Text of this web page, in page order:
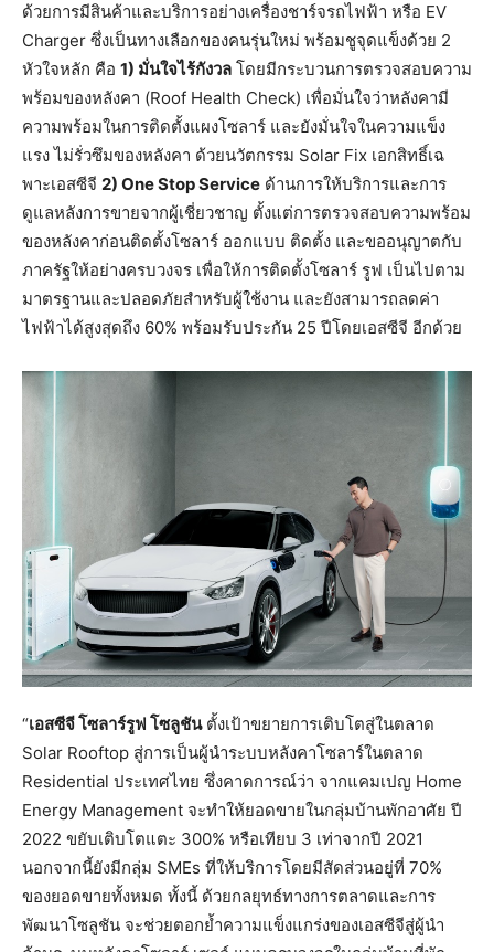
ด้วยการมีสินค้าและบริการอย่างเครื่องชาร์จรถไฟฟ้า หรือ EV
Charger ซึ่งเป็นทางเลือกของคนรุ่นใหม่ พร้อมชูจุดแข็งด้วย 2
หัวใจหลัก คือ 1) มั่นใจไร้กังวล โดยมีกระบวนการตรวจสอบความ
พร้อมของหลังคา (Roof Health Check) เพื่อมั่นใจว่าหลังคามี
ความพร้อมในการติดตั้งแผงโซลาร์ และยังมั่นใจในความแข็ง
แรง ไม่รั่วซึมของหลังคา ด้วยนวัตกรรม Solar Fix เอกสิทธิ์เฉ
พาะเอสซีจี 2) One Stop Service ด้านการให้บริการและการ
ดูแลหลังการขายจากผู้เชี่ยวชาญ ตั้งแต่การตรวจสอบความพร้อม
ของหลังคาก่อนติดตั้งโซลาร์ ออกแบบ ติดตั้ง และขออนุญาตกับ
ภาครัฐให้อย่างครบวงจร เพื่อให้การติดตั้งโซลาร์ รูฟ เป็นไปตาม
มาตรฐานและปลอดภัยสำหรับผู้ใช้งาน และยังสามารถลดค่า
ไฟฟ้าได้สูงสุดถึง 60% พร้อมรับประกัน 25 ปีโดยเอสซีจี อีกด้วย
“เอสซีจี โซลาร์รูฟ โซลูชันตั้งเป้าขยายการเติบโตสู่ในตลาด
Solar Rooftop สู่การเป็นผู้นำระบบหลังคาโซลาร์ในตลาด
Residential ประเทศไทย ซึ่งคาดการณ์ว่า จากแคมเปญ Home
Energy Management จะทำให้ยอดขายในกลุ่มบ้านพักอาศัย ปี
2022 ขยับเติบโตแตะ 300% หรือเทียบ 3 เท่าจากปี 2021
นอกจากนี้ยังมีกลุ่ม SMEs ที่ให้บริการโดยมีสัดส่วนอยู่ที่ 70%
ของยอดขายทั้งหมด ทั้งนี้ ด้วยกลยุทธ์ทางการตลาดและการ
พัฒนาโซลูชัน จะช่วยตอกย้ำความแข็งแกร่งของเอสซีจีสู่ผู้นำ